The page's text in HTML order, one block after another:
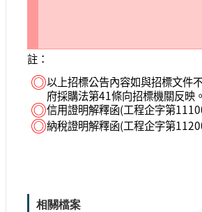
註：
◎以上招標公告內容如與招標文件
府採購法第41條向招標機關反映。
◎信用證明解釋函(工程企字第
◎納稅證明解釋函(工程企字第
相關檔案